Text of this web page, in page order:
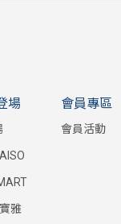
場
雅
會員專區
會員活動